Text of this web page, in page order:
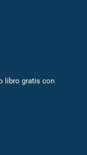
libro gratis con